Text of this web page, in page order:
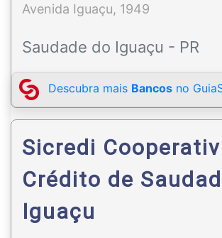
Avenida Iguaçu, 1949
Saudade do Iguaçu - PR
Descubra mais Bancos no
Sicredi
Crédito de
Iguaçu